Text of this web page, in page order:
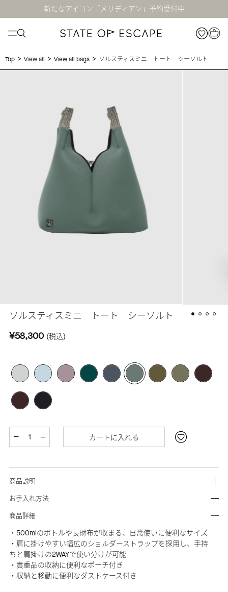
新たなアイコン「メリディアン」予約受付中
Top > View all > View all bags > ソルスティスミニ トート シーソルト
ソルスティスミニ トート シーソルト
¥58,300 (税込)
カートに入れる
商品説明
お手入れ方法
商品詳細
・500mlのボトルや長財布が収まる、日常使いに便利なサイズ
・肩に掛けやすい幅広のショルダーストラップを採用し、手持
ちと肩掛けの2WAYで使い分けが可能
・貴重品の収納に便利なポーチ付き
・収納と移動に便利なダストケース付き